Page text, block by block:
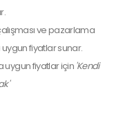
ve pazarlama
fiyatlar sunar.
uygun fiyatlar için 'Kendi